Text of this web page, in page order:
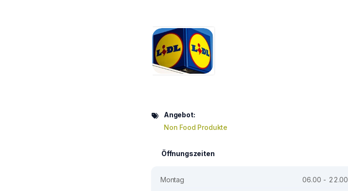
Angebot:
Non Food Produkte
Öffnungszeiten
Montag
06.00 - 22.00